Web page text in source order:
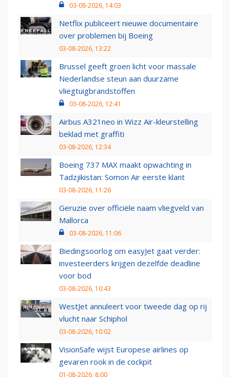
03-08-2026, 14:03
Netflix publiceert nieuwe documentaire
over problemen bij Boeing
03-08-2026, 13:22
Brussel geeft groen licht voor massale
Nederlandse steun aan duurzame
vliegtuigbrandstoffen
03-08-2026, 12:41
Airbus A321neo in Wizz Air-kleurstelling
beklad met graffiti
03-08-2026, 12:34
Boeing 737 MAX maakt opwachting in
Tadzjikistan: Somon Air eerste klant
03-08-2026, 11:26
Geruzie over officiële naam vliegveld van
Mallorca
03-08-2026, 11:06
Biedingsoorlog om easyJet gaat verder:
investeerders krijgen dezelfde deadline
voor bod
03-08-2026, 10:43
WestJet annuleert voor tweede dag op rij
vlucht naar Schiphol
03-08-2026, 10:02
VisionSafe wijst Europese airlines op
gevaren rook in de cockpit
01-08-2026, 8:00